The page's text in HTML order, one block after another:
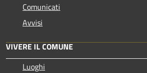
Comunicati
Avvisi
VIVERE IL COMUNE
Luoghi